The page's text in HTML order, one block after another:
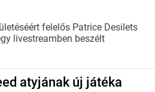
felelős Patrice Desilets
livestreamben beszélt
atyjának új játéka